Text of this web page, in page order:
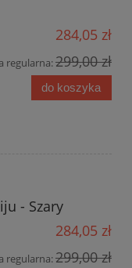
284,05 zł
regularna:299,00 zł
do koszyka
- Szary
284,05 zł
regularna:299,00 zł